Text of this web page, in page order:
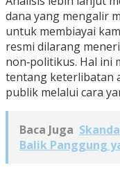
dana yang mengalir
untuk membiayai
resmi dilarang
non‑politikus. Hal ini
tentang keterlibatan
publik melalui cara
Baca Juga
Balik Panggung